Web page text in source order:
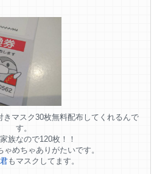
きマスク30枚無料配布してくれるんで
す。
族なので120枚！！
ゃめちゃありがたいです。
もマスクしてます。